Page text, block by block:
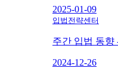
2025-01-09
입법전략센터
주간 입법 동향
2024-12-26